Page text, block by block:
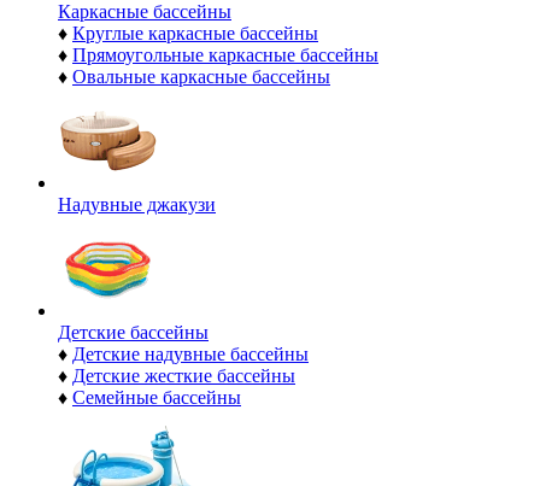
Каркасные бассейны
♦ Круглые каркасные бассейны
♦ Прямоугольные каркасные бассейны
♦ Овальные каркасные бассейны
Надувные джакузи
Детские бассейны
♦ Детские надувные бассейны
♦ Детские жесткие бассейны
♦ Семейные бассейны